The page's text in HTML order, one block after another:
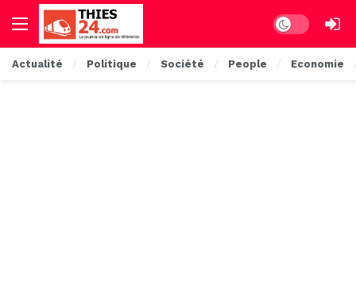
Dark mode
Actualité Politique Société People Economie